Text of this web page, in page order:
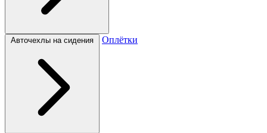
Авточехлы на сидения Оплётки